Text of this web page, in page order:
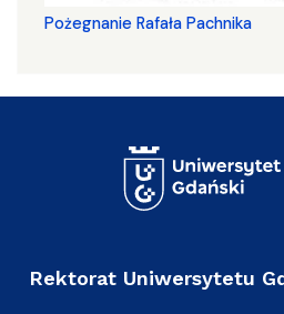
Pożegnanie Rafała Pachnika
Rektorat Uniwersytetu